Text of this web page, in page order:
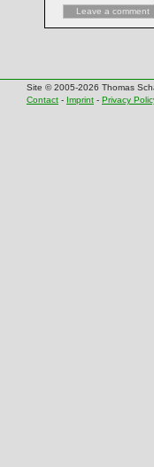
Leave a comment
Site © 2005-2026 Thomas
Contact - Imprint - Privacy